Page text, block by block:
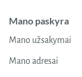
Mano paskyra
Mano užsakymai
Mano adresai